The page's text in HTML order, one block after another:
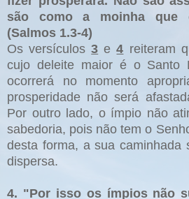
são como a moinha que
(Salmos 1.3-4)
Os versículos3 e4 reiteram
cujo deleite maior é o Santo
ocorrerá no momento
prosperidade não será
Por outro lado, o ímpio não
sabedoria, pois não tem o
desta forma, a sua caminhada
dispersa.
4. "Por isso os ímpios não